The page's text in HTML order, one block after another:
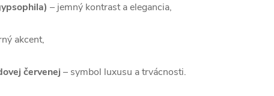
– jemný kontrast a elegancia,
akcent,
červenej – symbol luxusu a trvácnosti.